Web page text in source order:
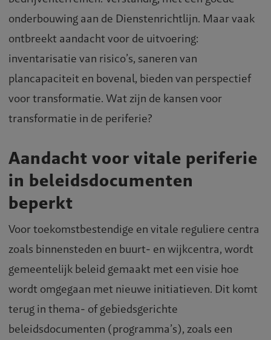
onderbouwing aan de Dienstenrichtlijn. Maar vaak
ontbreekt aandacht voor de uitvoering:
inventarisatie van risico’s, saneren van
plancapaciteit en bovenal, bieden van perspectief
voor transformatie. Wat zijn de kansen voor
transformatie in de periferie?
Aandacht voor vitale periferie
in beleidsdocumenten
beperkt
Voor toekomstbestendige en vitale reguliere centra
zoals binnensteden en buurt- en wijkcentra, wordt
gemeentelijk beleid gemaakt met een visie hoe
wordt omgegaan met nieuwe initiatieven. Dit komt
terug in thema- of gebiedsgerichte
beleidsdocumenten (programma’s), zoals een